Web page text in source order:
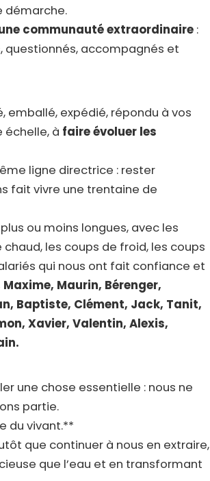
démarche.
communauté extraordinaire :
questionnés, accompagnés et
emballé, expédié, répondu à vos
échelle, à faire évoluer les
ligne directrice : rester
fait vivre une trentaine de
ou moins longues, avec les
les coups de froid, les coups
qui nous ont fait confiance et
Maurin, Bérenger,
Baptiste, Clément, Jack, Tanit,
Xavier, Valentin, Alexis,
une chose essentielle : nous ne
partie.
du vivant.**
que continuer à nous en extraire,
que l’eau et en transformant